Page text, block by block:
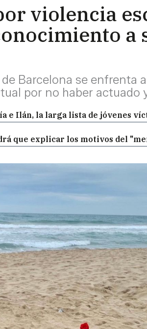
violencia
a
Barcelona se enfrenta
por no haber actuado
e Ilán, la larga lista de jóvenes
que explicar los motivos del